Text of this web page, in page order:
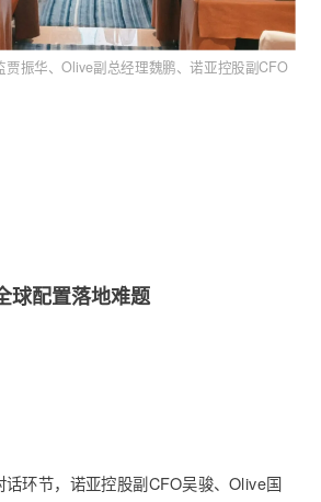
贾振华、Olive副总经理魏鹏、诺亚控股副CFO
球配置落地难题
环节，诺亚控股副CFO吴骏、Olive国